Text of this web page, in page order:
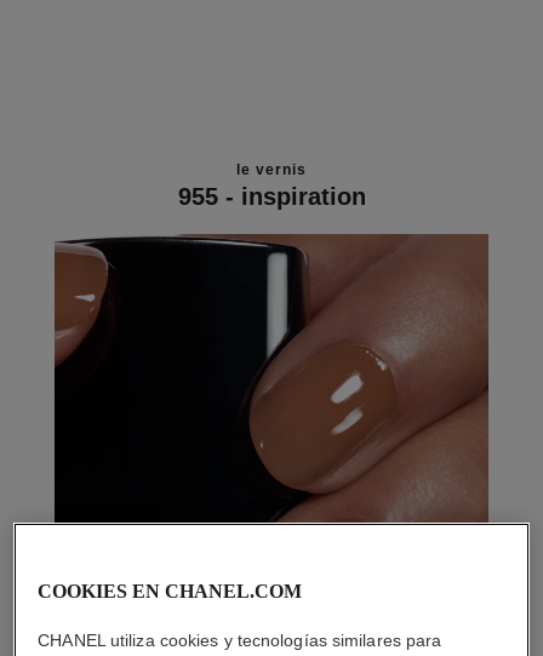
le vernis
955 - inspiration
COOKIES EN CHANEL.COM
CHANEL utiliza cookies y tecnologías similares para